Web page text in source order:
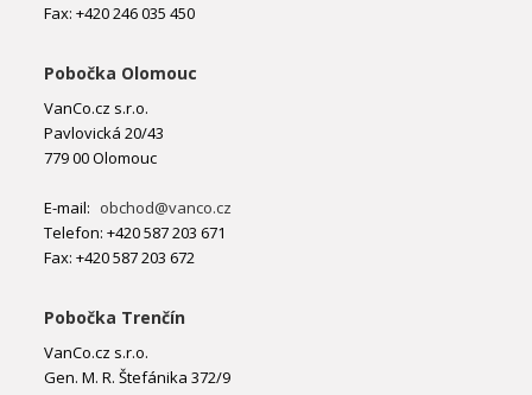
Fax: +420 246 035 450
Pobočka Olomouc
VanCo.cz s.r.o.
Pavlovická 20/43
779 00 Olomouc
E-mail: obchod@vanco.cz
Telefon: +420 587 203 671
Fax: +420 587 203 672
Pobočka Trenčín
VanCo.cz s.r.o.
Gen. M. R. Štefánika 372/9